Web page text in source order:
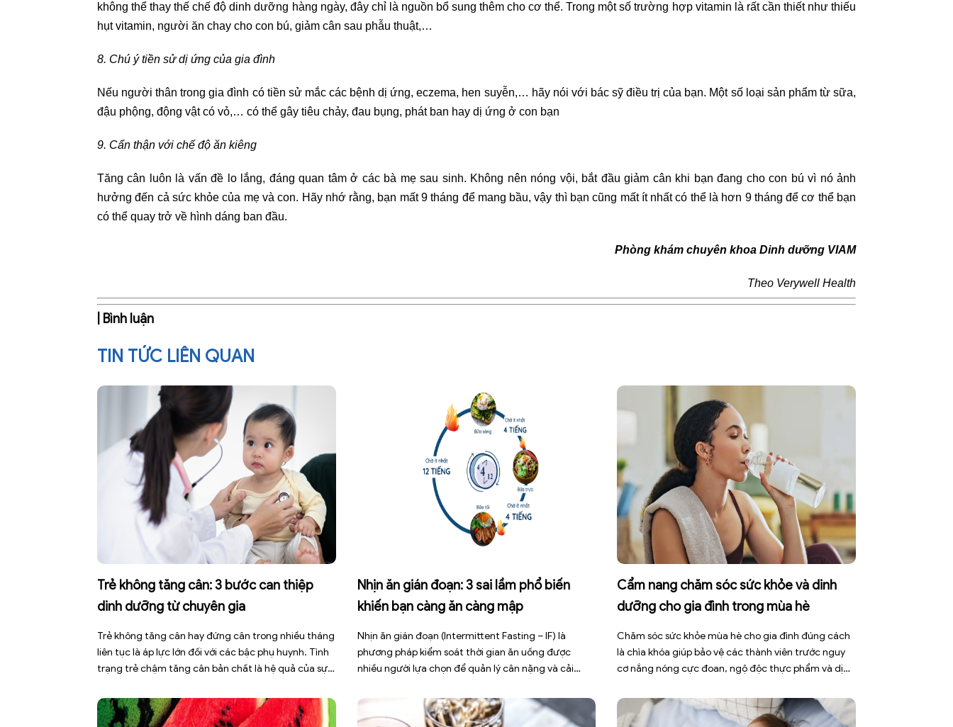
không thể thay thế chế độ dinh dưỡng hàng ngày, đây chỉ là nguồn bổ sung thêm cho cơ thể. Trong một số trường hợp vitamin là rất cần thiết như thiếu
hụt vitamin, người ăn chay cho con bú, giảm cân sau phẫu thuật,…
8. Chú ý tiền sử dị ứng của gia đình
Nếu người thân trong gia đình có tiền sử mắc các bệnh dị ứng, eczema, hen suyễn,… hãy nói với bác sỹ điều trị của bạn. Một số loại sản phẩm từ sữa,
đậu phộng, động vật có vỏ,… có thể gây tiêu chảy, đau bụng, phát ban hay dị ứng ở con bạn
9. Cẩn thận với chế độ ăn kiêng
Tăng cân luôn là vấn đề lo lắng, đáng quan tâm ở các bà mẹ sau sinh. Không nên nóng vội, bắt đầu giảm cân khi bạn đang cho con bú vì nó ảnh
hưởng đến cả sức khỏe của mẹ và con. Hãy nhớ rằng, bạn mất 9 tháng để mang bầu, vậy thì bạn cũng mất ít nhất có thể là hơn 9 tháng để cơ thể bạn
có thể quay trở về hình dáng ban đầu.
Phòng khám chuyên khoa Dinh dưỡng VIAM
Theo Verywell Health
| Bình luận
TIN TỨC LIÊN QUAN
Trẻ không tăng cân: 3 bước can thiệp
dinh dưỡng từ chuyên gia
Trẻ không tăng cân hay đứng cân trong nhiều tháng
liên tục là áp lực lớn đối với các bậc phụ huynh. Tình
trạng trẻ chậm tăng cân bản chất là hệ quả của sự
lượng tiêu hao. Thay vì tự ý dùng các loại […]
Nhịn ăn gián đoạn: 3 sai lầm phổ biến
khiến bạn càng ăn càng mập
Nhịn ăn gián đoạn (Intermittent Fasting – IF) là
phương pháp kiểm soát thời gian ăn uống được
nhiều người lựa chọn để quản lý cân nặng và cải
cách không những làm giảm hiệu quả giảm cân mà
còn gây kiệt sức, mất cơ […]
Cẩm nang chăm sóc sức khỏe và dinh
dưỡng cho gia đình trong mùa hè
Chăm sóc sức khỏe mùa hè cho gia đình đúng cách
là chìa khóa giúp bảo vệ các thành viên trước nguy
cơ nắng nóng cực đoan, ngộ độc thực phẩm và dịch
đợt nắng nóng kéo dài có thể gây mất nước, kiệt
sức […]